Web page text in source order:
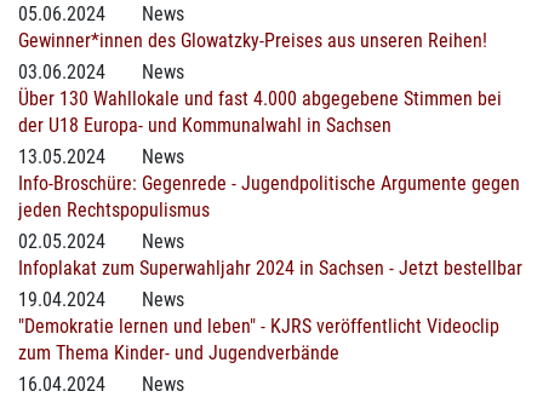
05.06.2024
News
Gewinner*innen des Glowatzky-Preises aus unseren Reihen!
03.06.2024
News
Über 130 Wahllokale und fast 4.000 abgegebene Stimmen bei
der U18 Europa- und Kommunalwahl in Sachsen
13.05.2024
News
Info-Broschüre: Gegenrede - Jugendpolitische Argumente gegen
jeden Rechtspopulismus
02.05.2024
News
Infoplakat zum Superwahljahr 2024 in Sachsen - Jetzt bestellbar
19.04.2024
News
"Demokratie lernen und leben" - KJRS veröffentlicht Videoclip
zum Thema Kinder- und Jugendverbände
16.04.2024
News